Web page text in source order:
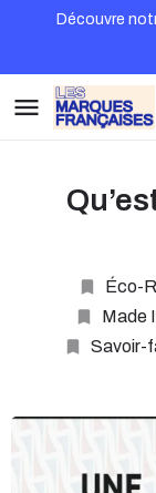
Découvre
Éco-
Made
Savoir-